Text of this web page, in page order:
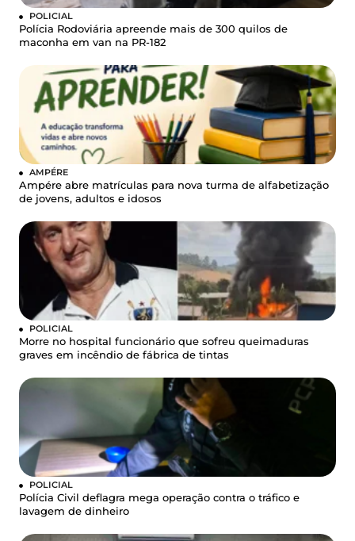
POLICIAL
Polícia Rodoviária apreende mais de 300 quilos de
maconha em van na PR-182
AMPÉRE
Ampére abre matrículas para nova turma de alfabetização
de jovens, adultos e idosos
POLICIAL
Morre no hospital funcionário que sofreu queimaduras
graves em incêndio de fábrica de tintas
POLICIAL
Polícia Civil deflagra mega operação contra o tráfico e
lavagem de dinheiro